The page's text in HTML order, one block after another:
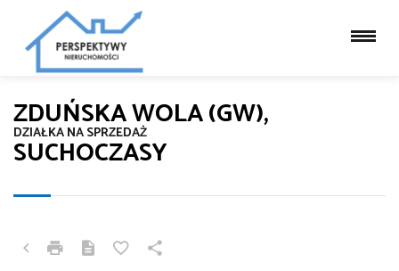
ZDUŃSKA WOLA (GW),
SUCHOCZASY
DZIAŁKA NA SPRZEDAŻ